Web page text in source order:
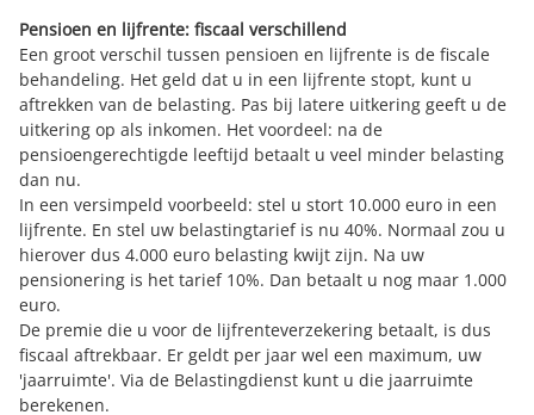
Pensioen en lijfrente: fiscaal verschillend
Een groot verschil tussen pensioen en lijfrente is de fiscale
behandeling. Het geld dat u in een lijfrente stopt, kunt u
aftrekken van de belasting. Pas bij latere uitkering geeft u de
uitkering op als inkomen. Het voordeel: na de
pensioengerechtigde leeftijd betaalt u veel minder belasting
dan nu.
In een versimpeld voorbeeld: stel u stort 10.000 euro in een
lijfrente. En stel uw belastingtarief is nu 40%. Normaal zou u
hierover dus 4.000 euro belasting kwijt zijn. Na uw
pensionering is het tarief 10%. Dan betaalt u nog maar 1.000
euro.
De premie die u voor de lijfrenteverzekering betaalt, is dus
fiscaal aftrekbaar. Er geldt per jaar wel een maximum, uw
'jaarruimte'. Via de Belastingdienst kunt u die jaarruimte
berekenen.